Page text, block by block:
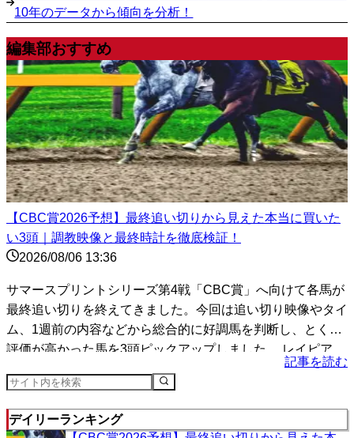
10年のデータから傾向を分析！
編集部おすすめ
【CBC賞2026予想】最終追い切りから見えた本当に買いた
い3頭｜調教映像と最終時計を徹底検証！
2026/08/06 13:36
サマースプリントシリーズ第4戦「CBC賞」へ向けて各馬が
最終追い切りを終えてきました。今回は追い切り映像やタイ
ム、1週前の内容などから総合的に好調馬を判断し、とくに
評価が高かった馬を3頭ピックアップしました。 レイピア
記事を読む
デイリーランキング